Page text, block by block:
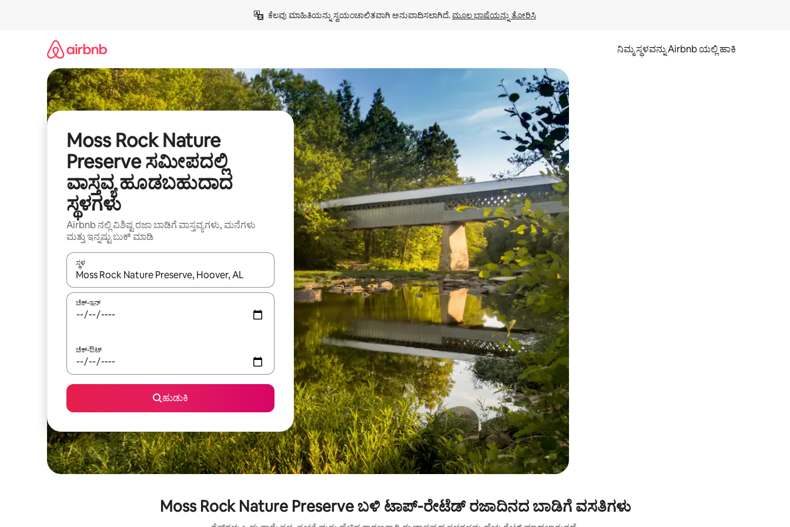
ಕೆಲವು ಮಾಹಿತಿಯನ್ನು ಸ್ವಯಂಚಾಲಿತವಾಗಿ ಅನುವಾದಿಸಲಾಗಿದೆ. ಮೂಲ ಭಾಷೆಯನ್ನು ತೋರಿಸಿ
ನಿಮ್ಮ ಸ್ಥಳವನ್ನು Airbnb ಯಲ್ಲಿ ಹಾಕಿ
Moss Rock Nature
Preserve ಸಮೀಪದಲ್ಲಿ
ವಾಸ್ತವ್ಯ ಹೂಡಬಹುದಾದ
ಸ್ಥಳಗಳು
Airbnb ನಲ್ಲಿ ವಿಶಿಷ್ಟ ರಜಾ ಬಾಡಿಗೆ ವಾಸ್ತವ್ಯಗಳು, ಮನೆಗಳು
ಮತ್ತು ಇನ್ನಷ್ಟು ಬುಕ್ ಮಾಡಿ
ಸ್ಥಳ
ಫಲಿತಾಂಶಗಳು ಲಭ್ಯವಿರುವಾಗ, ಅಪ್ ಮತ್ತು ಡೌನ್ ಬಾಣದ ಕೀಲಿಗಳೊಂದಿಗೆ ನ್ಯಾವಿಗೇಟ್ ಮಾಡಿ ಅಥವಾ ಸ್ಪರ್ಶ ಅಥವಾ ಸ್ವೈಪ್ ಗೆಸ್ಚರ್‌ಗಳ ಮೂಲಕ ಅನ್ವೇಷಿಸಿ.
ಚೆಕ್-ಇನ್
ಚೆಕ್-ಔಟ್
ಹುಡುಕಿ
Moss Rock Nature Preserve ಬಳಿ ಟಾಪ್-ರೇಟೆಡ್ ರಜಾದಿನದ ಬಾಡಿಗೆ ವಸತಿಗಳು